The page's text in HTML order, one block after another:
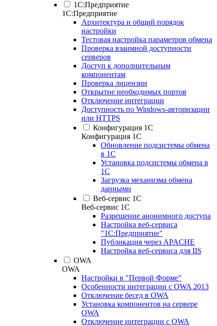
1С:Предприятие
1С:Предприятие
Архитектура и общий порядок
настройки
Тестовая настройка параметров обмена
Проверка взаимной доступности
серверов
Доступ к дополнительным
компонентам
Проверка лицензии
Открытие необходимых портов
Отключение интеграции
Доступность по Windows-авторизации
или HTTPS
Конфигурация 1С
Конфигурация 1С
Обновление подсистемы обмена
в 1С
Установка подсистемы обмена в
1С
Загрузка механизма обмена
данными
Веб-сервис 1С
Веб-сервис 1С
Разрешение анонимного доступа
Настройка веб-сервиса
"1С:Предприятие"
Публикация через APACHE
Настройка веб-сервиса для IIS
OWA
OWA
Настройки в "Первой Форме"
Особенности интеграции с OWA 2013
Отключение бесед в OWA
Установка компонентов на сервере
OWA
Отключение интеграции с OWA